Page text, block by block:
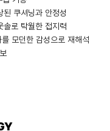
쿠셔닝과 안정성
솔로 탁월한 접지력
모던한 감성으로 재해석